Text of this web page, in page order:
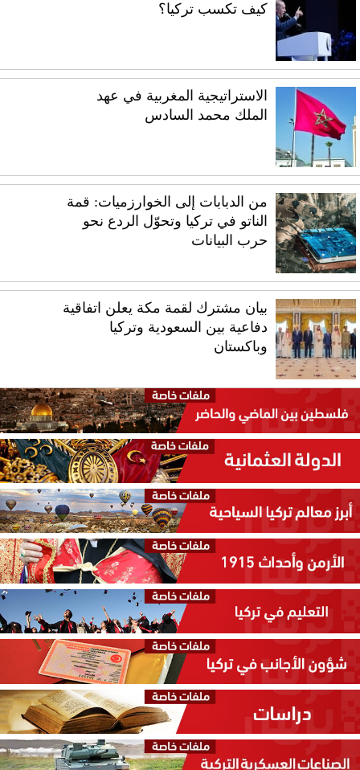
كيف تكسب تركيا؟
الاستراتيجية المغربية في عهد
الملك محمد السادس
من الدبابات إلى الخوارزميات: قمة
الناتو في تركيا وتحوّل الردع نحو
حرب البيانات
بيان مشترك لقمة مكة يعلن اتفاقية
دفاعية بين السعودية وتركيا
وباكستان